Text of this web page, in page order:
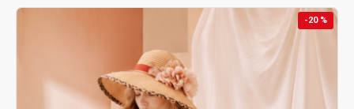
-20 %